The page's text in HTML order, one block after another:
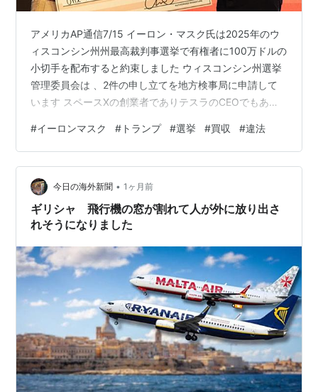
アメリカAP通信7/15 イーロン・マスク氏は2025年のウ
ィスコンシン州州最高裁判事選挙で有権者に100万ドルの
小切手を配布すると約束しました ウィスコンシン州選挙
管理委員会は 、2件の申し立てを地方検事局に申請して
います スペースXの創業者でありテスラのCEOでもある
所の民主党支配を覆すための取り組みに深く関与してい
ました。 この選挙で、イーロンマスクは共和党が支援す
る候補者に少なくとも30億円以上を費やしましたが、選
挙では負けました。 今回の選挙のトランプ陣営の支出は
約160億円を超え、米国史上最も高額な司法選挙となりま
した。 マスク氏は…
#イーロンマスク # トランプ #選挙 #買収 #違法
今日の海外新聞 • 1ヶ月前
ギリシャ 飛行機の窓が割れて人が外に放り出さ
れそうになりました